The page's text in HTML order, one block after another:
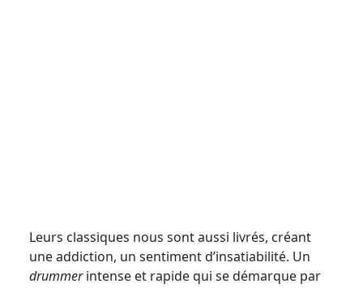
Leurs classiques nous sont aussi livrés, créant
une addiction, un sentiment d’insatiabilité. Un
drummerintense et rapide qui se démarque par